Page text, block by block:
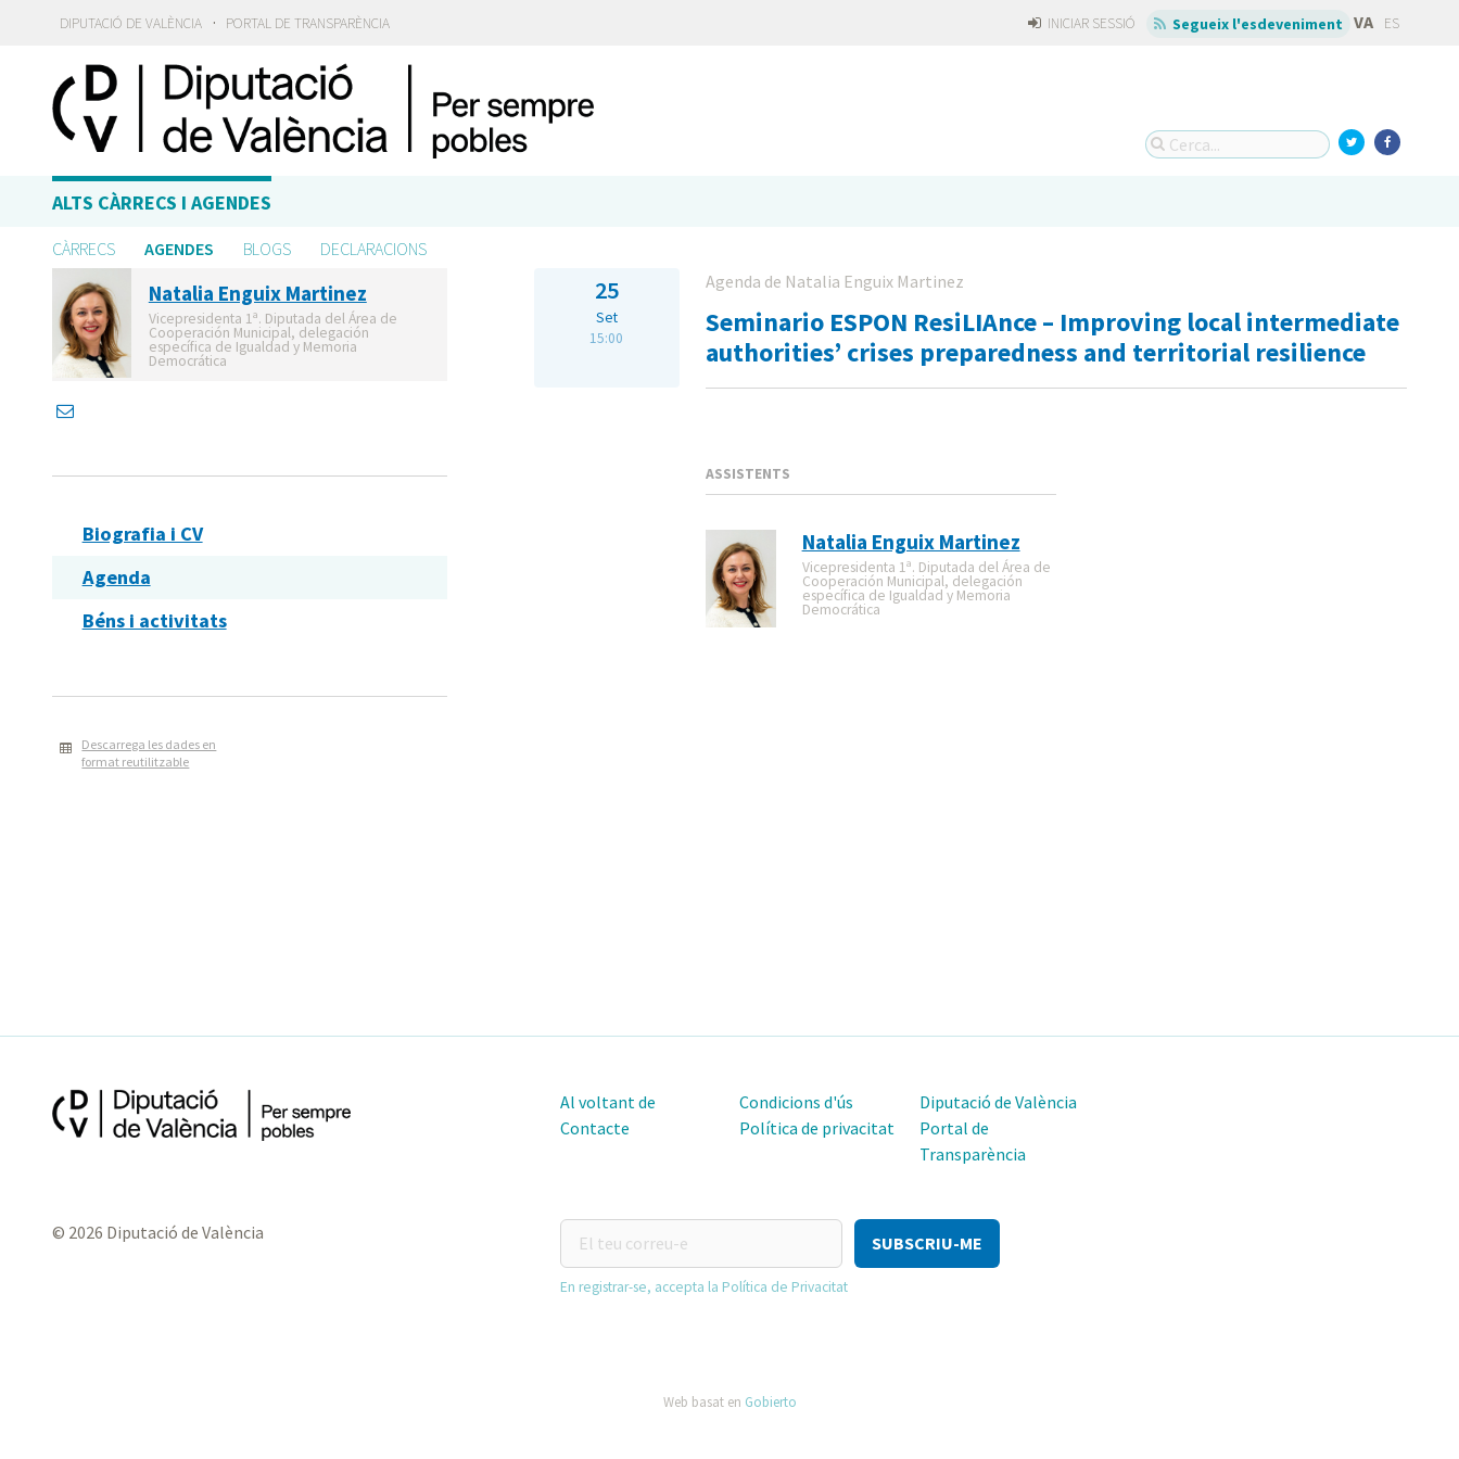
DIPUTACIÓ DE VALÈNCIA · PORTAL DE TRANSPARÈNCIA INICIAR SESSIÓ Segueix l'esdeveniment VA ES
ALTS CÀRRECS I AGENDES
CÀRRECS AGENDES BLOGS DECLARACIONS
Natalia Enguix Martinez
Vicepresidenta 1ª. Diputada del Área de
Cooperación Municipal, delegación
específica de Igualdad y Memoria
Democrática
Biografia i CV
Agenda
Béns i activitats
Descarrega les dades en
format reutilitzable
25
Set
15:00
Agenda de Natalia Enguix Martinez
Seminario ESPON ResiLIAnce – Improving local intermediate
authorities’ crises preparedness and territorial resilience
ASSISTENTS
Natalia Enguix Martinez
Vicepresidenta 1ª. Diputada del Área de
Cooperación Municipal, delegación
específica de Igualdad y Memoria
Democrática
Al voltant de
Contacte
Condicions d'ús
Política de privacitat
Diputació de València
Portal de
Transparència
© 2026 Diputació de València
El
teu
correu-
En registrar-se, accepta la Política de Privacitat
Web basat en Gobierto